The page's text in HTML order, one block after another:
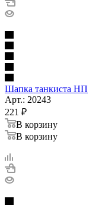
Шапка танкиста НП
Арт.: 20243
221 ₽
В корзину
В корзину